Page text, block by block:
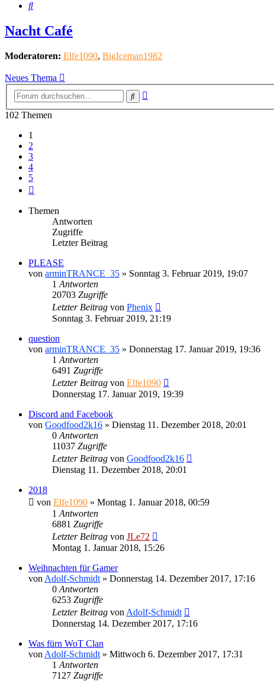
Suche
Nacht Café
Moderatoren: Elfe1090, BigIceman1982
Neues Thema
Suche
102 Themen
1
2
3
4
5
Themen
Antworten
Zugriffe
Letzter Beitrag
PLEASE
von arminTRANCE_35 » Sonntag 3. Februar 2019, 19:07
1 Antworten
20703 Zugriffe
Letzter Beitrag von Phenix
Sonntag 3. Februar 2019, 21:19
question
von arminTRANCE_35 » Donnerstag 17. Januar 2019, 19:36
1 Antworten
6491 Zugriffe
Letzter Beitrag von Elfe1090
Donnerstag 17. Januar 2019, 19:39
Discord and Facebook
von Goodfood2k16 » Dienstag 11. Dezember 2018, 20:01
0 Antworten
11037 Zugriffe
Letzter Beitrag von Goodfood2k16
Dienstag 11. Dezember 2018, 20:01
2018
von Elfe1090 » Montag 1. Januar 2018, 00:59
1 Antworten
6881 Zugriffe
Letzter Beitrag von JLe72
Montag 1. Januar 2018, 15:26
Weihnachten für Gamer
von Adolf-Schmidt » Donnerstag 14. Dezember 2017, 17:16
0 Antworten
6253 Zugriffe
Letzter Beitrag von Adolf-Schmidt
Donnerstag 14. Dezember 2017, 17:16
Was fürn WoT Clan
von Adolf-Schmidt » Mittwoch 6. Dezember 2017, 17:31
1 Antworten
7127 Zugriffe